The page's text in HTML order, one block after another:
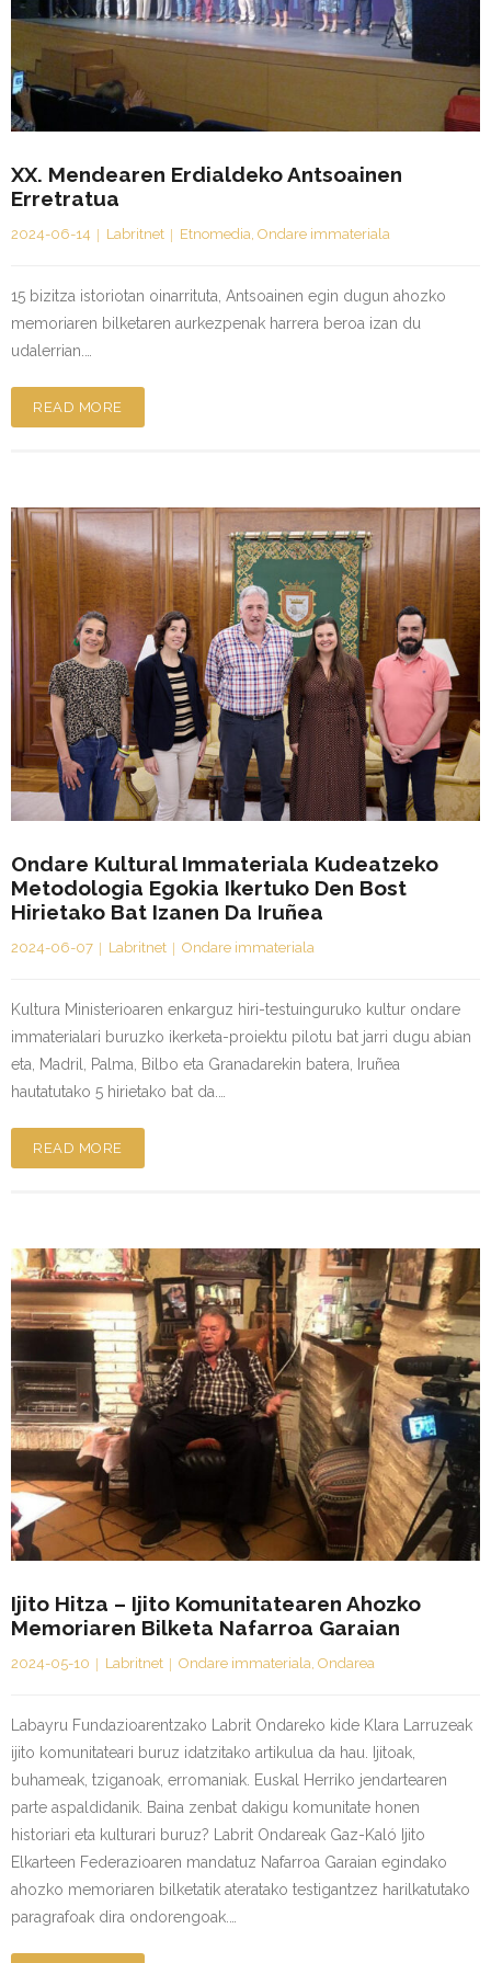
Kontaktua | Contacto
XX. Mendearen Erdialdeko Antsoainen
Erretratua
2024-06-14 Labritnet Etnomedia, Ondare immateriala
15 bizitza istoriotan oinarrituta, Antsoainen egin dugun ahozko
memoriaren bilketaren aurkezpenak harrera beroa izan du
udalerrian.…
READ MORE
Ondare Kultural Immateriala Kudeatzeko
Metodologia Egokia Ikertuko Den Bost
Hirietako Bat Izanen Da Iruñea
2024-06-07 Labritnet Ondare immateriala
Kultura Ministerioaren enkarguz hiri-testuinguruko kultur ondare
immaterialari buruzko ikerketa-proiektu pilotu bat jarri dugu abian
eta, Madril, Palma, Bilbo eta Granadarekin batera, Iruñea
hautatutako 5 hirietako bat da.…
READ MORE
Ijito Hitza – Ijito Komunitatearen Ahozko
Memoriaren Bilketa Nafarroa Garaian
2024-05-10 Labritnet Ondare immateriala Ondarea
Labayru Fundazioarentzako Labrit Ondareko kide Klara Larruzeak
ijito komunitateari buruz idatzitako artikulua da hau. Ijitoak,
buhameak, tziganoak, erromaniak. Euskal Herriko jendartearen
parte aspaldidanik. Baina zenbat dakigu komunitate honen
historiari eta kulturari buruz? Labrit Ondareak Gaz-Kaló Ijito
Elkarteen Federazioaren mandatuz Nafarroa Garaian egindako
ahozko memoriaren bilketatik ateratako testigantzez harilkatutako
paragrafoak dira ondorengoak.…